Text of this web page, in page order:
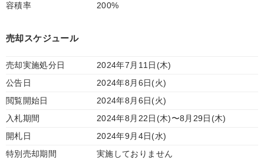
容積率
200%
売却スケジュール
売却実施処分日
2024年7月11日(木)
公告日
2024年8月6日(火)
閲覧開始日
2024年8月6日(火)
入札期間
2024年8月22日(木)〜8月29日(木)
開札日
2024年9月4日(水)
特別売却期間
実施しておりません